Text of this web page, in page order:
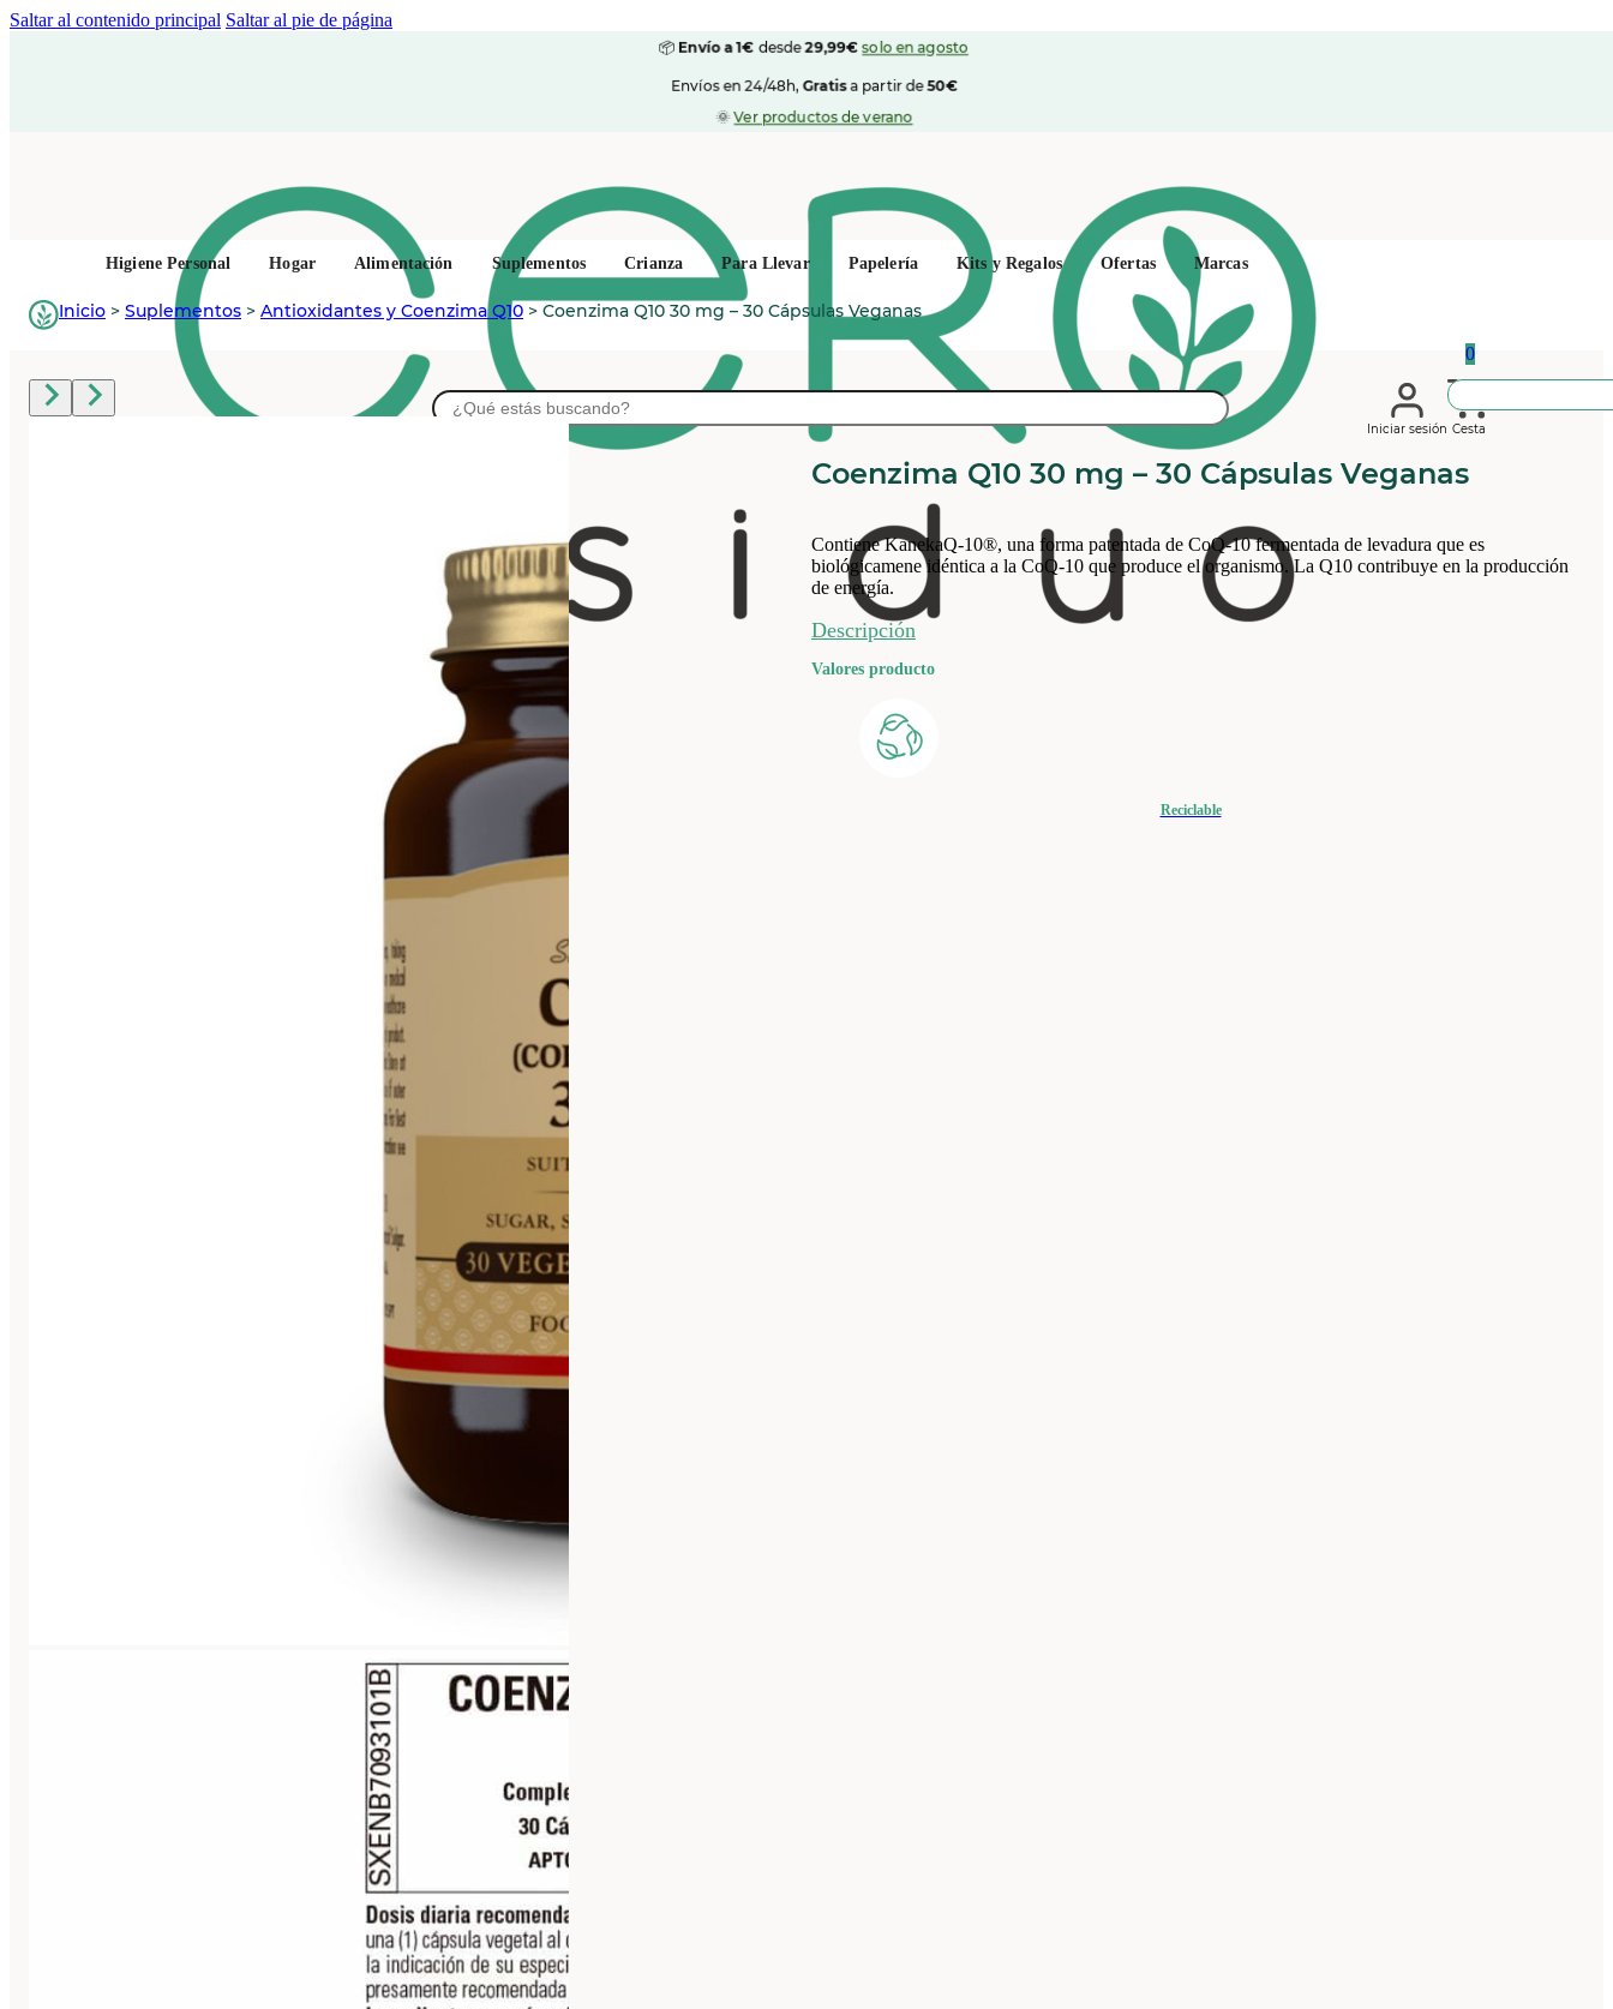
Saltar al contenido principal Saltar al pie de página
📦 Envío a 1€ desde29,99€ solo en agosto
Envíos en 24/48h, Gratisa partir de50€
🌞Ver productos de verano
Buscar
Iniciar sesión
0
Cesta
Higiene Personal Hogar Alimentación Suplementos Crianza Para Llevar Papelería Kits y Regalos Ofertas Marcas
Inicio > Suplementos > Antioxidantes y Coenzima Q10 > Coenzima Q10 30 mg – 30 Cápsulas Veganas
Coenzima Q10 30 mg – 30 Cápsulas Veganas
Contiene KanekaQ-10®, una forma patentada de CoQ-10 fermentada de levadura que es
biológicamene idéntica a la CoQ-10 que produce el organismo. La Q10 contribuye en la producción
de energía.
Descripción
Valores producto
Reciclable